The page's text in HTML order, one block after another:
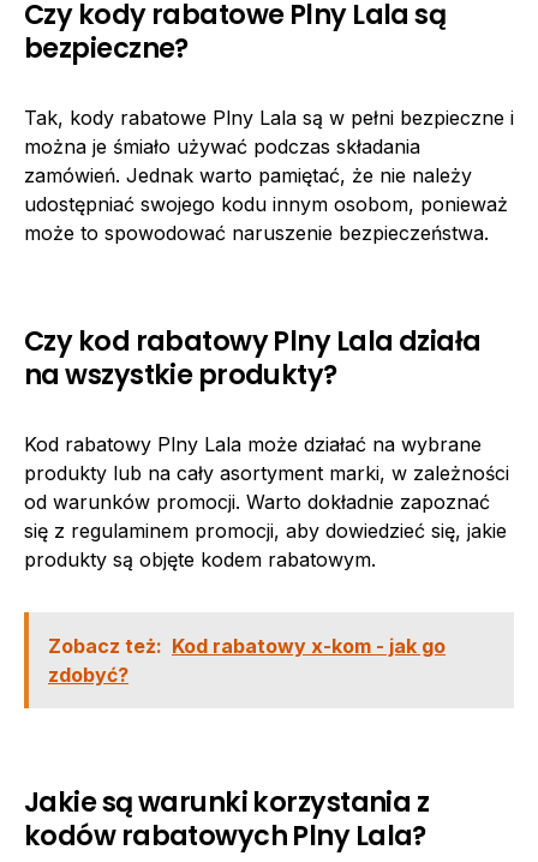
Czy kody rabatowe Plny Lala są
bezpieczne?
Tak, kody rabatowe Plny Lala są w pełni bezpieczne i
można je śmiało używać podczas składania
zamówień. Jednak warto pamiętać, że nie należy
udostępniać swojego kodu innym osobom, ponieważ
może to spowodować naruszenie bezpieczeństwa.
Czy kod rabatowy Plny Lala działa
na wszystkie produkty?
Kod rabatowy Plny Lala może działać na wybrane
produkty lub na cały asortyment marki, w zależności
od warunków promocji. Warto dokładnie zapoznać
się z regulaminem promocji, aby dowiedzieć się, jakie
produkty są objęte kodem rabatowym.
Zobacz też: Kod rabatowy x-kom - jak go
zdobyć?
Jakie są warunki korzystania z
kodów rabatowych Plny Lala?